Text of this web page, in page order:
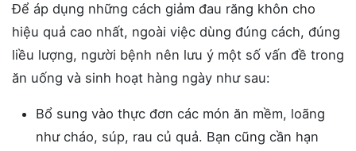
Để áp dụng những cách giảm đau răng khôn cho
hiệu quả cao nhất, ngoài việc dùng đúng cách, đúng
liều lượng, người bệnh nên lưu ý một số vấn đề trong
ăn uống và sinh hoạt hàng ngày như sau:
Bổ sung vào thực đơn các món ăn mềm, loãng
như cháo, súp, rau củ quả. Bạn cũng cần hạn